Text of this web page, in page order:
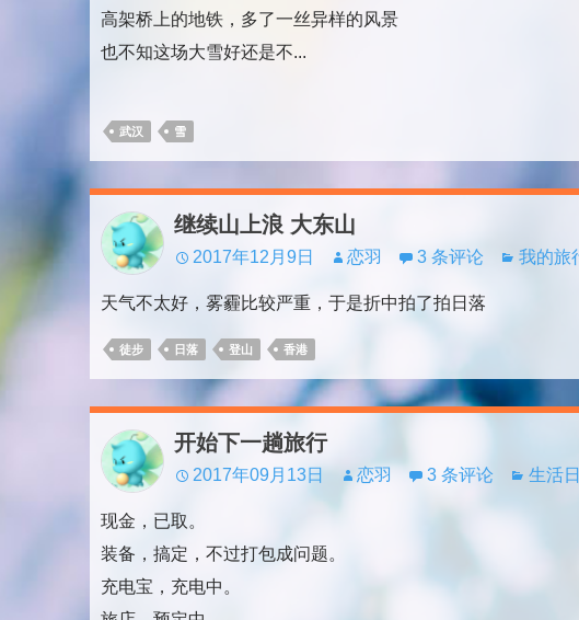
高架桥上的地铁，多了一丝异样的风景
也不知这场大雪好还是不...
武汉 雪
继续山上浪 大东山
2017年12月9日 恋羽 3 条评论 我的旅
天气不太好，雾霾比较严重，于是折中拍了拍日落
徒步 日落 登山 香港
开始下一趟旅行
2017年09月13日 恋羽 3 条评论 生活
现金，已取。
装备，搞定，不过打包成问题。
充电宝，充电中。